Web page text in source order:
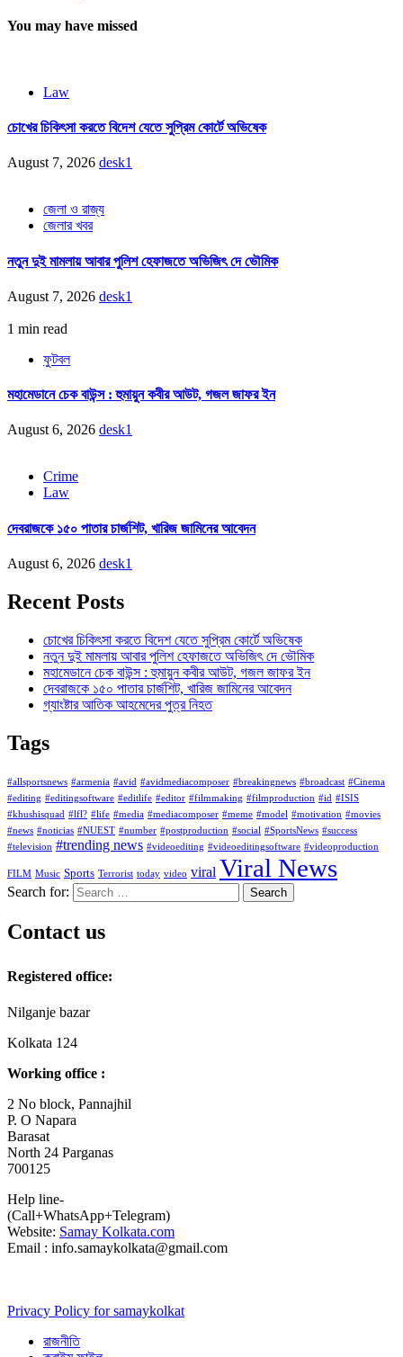
You may have missed
Law
চোখের চিকিৎসা করতে বিদেশ যেতে সুপ্রিম কোর্টে অভিষেক
August 7, 2026 desk1
জেলা ও রাজ্য
জেলার খবর
নতুন দুই মামলায় আবার পুলিশ হেফাজতে অভিজিৎ দে ভৌমিক
August 7, 2026 desk1
1 min read
ফুটবল
মহামেডানে চেক বাউন্স : হুমায়ুন কবীর আউট, গজল জাফর ইন
August 6, 2026 desk1
Crime
Law
দেবরাজকে ১৫০ পাতার চার্জশিট, খারিজ জামিনের আবেদন
August 6, 2026 desk1
Recent Posts
চোখের চিকিৎসা করতে বিদেশ যেতে সুপ্রিম কোর্টে অভিষেক
নতুন দুই মামলায় আবার পুলিশ হেফাজতে অভিজিৎ দে ভৌমিক
মহামেডানে চেক বাউন্স : হুমায়ুন কবীর আউট, গজল জাফর ইন
দেবরাজকে ১৫০ পাতার চার্জশিট, খারিজ জামিনের আবেদন
গ্যাংষ্টার আতিক আহমেদের পুত্র নিহত
Tags
#allsportsnews #armenia #avid #avidmediacomposer #breakingnews #broadcast #Cinema
#editing #editingsoftware #editlife #editor #filmmaking #filmproduction #id #ISIS
#khushisquad #lfl? #life #media #mediacomposer #meme #model #motivation #movies
#news #noticias #NUEST #number #postproduction #social #SportsNews #success
#television #trending news #videoediting #videoeditingsoftware #videoproduction
FILM Music Sports Terrorist today video viral Viral News
Search for:
Contact us
Registered office:
Nilganje bazar
Kolkata 124
Working office :
2 No block, Pannajhil
P. O Napara
Barasat
North 24 Parganas
700125
Help line-
(Call+WhatsApp+Telegram)
Website: Samay Kolkata.com
Email : info.samaykolkata@gmail.com
Privacy Policy for samaykolkat
রাজনীতি